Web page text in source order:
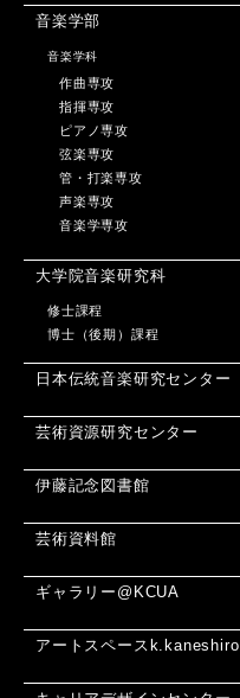
音楽学部
音楽学科
作曲専攻
指揮専攻
ピアノ専攻
弦楽専攻
管・打楽専攻
声楽専攻
音楽学専攻
大学院音楽研究科
修士課程
博士（後期）課程
日本伝統音楽研究センター
芸術資源研究センター
伊藤記念図書館
芸術資料館
ギャラリー@KCUA
アートスペースk.kaneshiro